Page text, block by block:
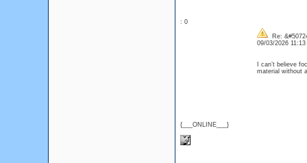
: 0
{___ONLINE___}
Re:
09/03/2026
I can’t believe
material without